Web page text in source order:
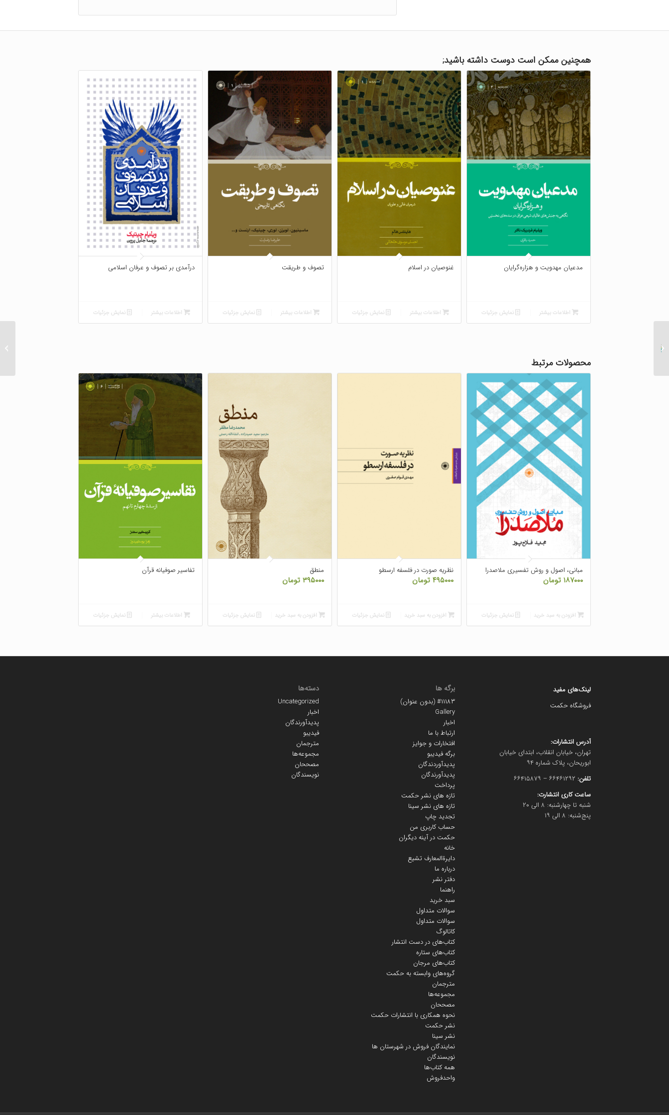
همچنین ممکن است دوست داشته باشید;
مدعیان مهدویت و هزاره‌گرایان
اطلاعات بیشتر نمایش جزئیات
غنوصیان در اسلام
اطلاعات بیشتر نمایش جزئیات
تصوف و طریقت
اطلاعات بیشتر نمایش جزئیات
درآمدی بر تصوف و عرفان اسلامی
اطلاعات بیشتر نمایش جزئیات
محصولات مرتبط
مبانی، اصول و روش تفسیری ملاصدرا
۱۸۷۰۰۰ تومان
افزودن به سبد خرید نمایش جزئیات
نظریه صورت در فلسفه ارسطو
۴۹۵۰۰۰ تومان
افزودن به سبد خرید نمایش جزئیات
منطق
۳۹۵۰۰۰ تومان
افزودن به سبد خرید نمایش جزئیات
تفاسیر صوفیانه قرآن
اطلاعات بیشتر نمایش جزئیات
لینک‌های مفید
فروشگاه حکمت
آدرس انتشارات:
تهران، خیابان انقلاب، ابتدای خیابان
ابوریحان، پلاک شماره ۹۴
تلفن:
ساعت کاری انتشارت:
شنبه تا چهارشنبه: ۸ الی ۲۰
پنج‌شنبه: ۸ الی ۱۹
برگه ها
#۱۱۱۸۳ (بدون عنوان)
Gallery
اخبار
ارتباط با ما
افتخارات و جوایز
برگه فیدیبو
پدیدآوردندگان
پدیدآورندگان
پرداخت
تازه های نشر حکمت
تازه های نشر سینا
تجدید چاپ
حساب کاربری من
حکمت در آینه دیگران
خانه
دایرة‌المعارف تشیع
درباره ما
دفتر نشر
راهنما
سبد خرید
سوالات متداول
سوالات متداول
کاتالوگ
کتاب‌های در دست انتشار
کتاب‌های ستاره
کتاب‌های مرجان
گروه‌های وابسته به حکمت
مترجمان
مجموعه‌ها
مصححان
نحوه همکاری با انتشارات حکمت
نشر حکمت
نشر سینا
نمایندگان فروش در شهرستان ها
نویسندگان
همه کتاب‌ها
واحدفروش
دسته‌ها
Uncategorized
اخبار
پدیدآورندگان
فیدیبو
مترجمان
مجموعه‌ها
مصححان
نویسندگان